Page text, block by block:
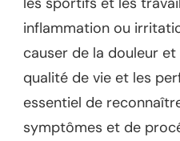
inflammation ou
causer de la douleur
qualité de vie et les
essentiel de
symptômes et de